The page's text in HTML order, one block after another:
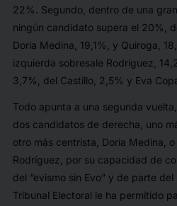
22%. Segundo, dentro de una
ningún candidato supera el 20%,
Doria Medina, 19,1%, y Quiroga,
izquierda sobresale Rodríguez,
3,7%, del Castillo, 2,5% y Eva
Todo apunta a una segunda
dos candidatos de derecha, uno
otro más centrista, Doria Medina,
Rodríguez, por su capacidad de
del “evismo sin Evo” y de parte
Tribunal Electoral le ha permitido